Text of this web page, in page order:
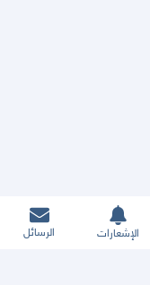
الإشعارات الرسائل